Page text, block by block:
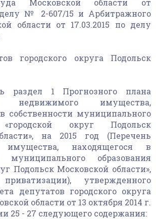
Московской области от
делу № 2-607/15 и Арбитражного
области от 17.03.2015 по делу
городского округа Подольск
раздел 1 Прогнозного плана
недвижимого имущества,
собственности муниципального
«городской округ Подольск
на 2015 год (Перечень
имущества, находящегося в
муниципального образования
Подольск Московской области»,
утвержденного
депутатов городского округа
области от 13 октября 2014 г.
25 - 27 следующего содержания: